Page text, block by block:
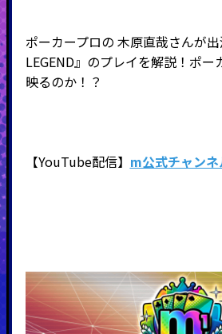
ポーカープロの 木原直哉さんが
LEGEND』のプレイを解説！ポー
映るのか！？
【YouTube配信】 m公式チャン